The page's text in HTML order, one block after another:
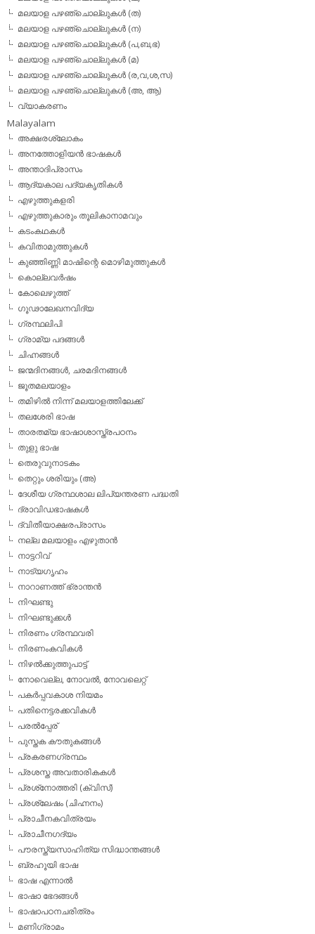
മലയാള പഴഞ്ചൊല്ലുകള്‍ (ത)
മലയാള പഴഞ്ചൊല്ലുകള്‍ (ന)
മലയാള പഴഞ്ചൊല്ലുകള്‍ (പ,ബ,ഭ)
മലയാള പഴഞ്ചൊല്ലുകള്‍ (മ)
മലയാള പഴഞ്ചൊല്ലുകള്‍ (ര,വ,ശ,സ)
മലയാള പഴഞ്ചൊല്ലുകൾ (അ, ആ)
വ്യാകരണം
Malayalam
അക്ഷരശ്ലോകം
അനത്തോളിയന്‍ ഭാഷകള്‍
അന്താദിപ്രാസം
ആദ്യകാല പദ്യകൃതികള്‍
എഴുത്തുകളരി
എഴുത്തുകാരും തൂലികാനാമവും
കടംകഥകള്‍
കവിതാമുത്തുകള്‍
കുഞ്ഞിണ്ണി മാഷിന്റെ മൊഴിമുത്തുകള്‍
കൊല്ലവര്‍ഷം
കോലെഴുത്ത്
ഗൂഢാലേഖനവിദ്യ
ഗ്രന്ഥലിപി
ഗ്രാമ്യ പദങ്ങള്‍
ചിഹ്നങ്ങള്‍
ജന്മദിനങ്ങള്‍, ചരമദിനങ്ങള്‍
ജൂതമലയാളം
തമിഴില്‍ നിന്ന് മലയാളത്തിലേക്ക്
തലശേരി ഭാഷ
താരതമ്യ ഭാഷാശാസ്ത്രപഠനം
തുളു ഭാഷ
തെരുവുനാടകം
തെറ്റും ശരിയും (അ)
ദേശീയ ഗ്രന്ഥശാല ലിപ്യന്തരണ പദ്ധതി
ദ്രാവിഡഭാഷകള്‍
ദ്വിതീയാക്ഷരപ്രാസം
നല്ല മലയാളം എഴുതാന്‍
നാട്ടറിവ്
നാട്യഗൃഹം
നാറാണത്ത് ഭ്രാന്തന്‍
നിഘണ്ടു
നിഘണ്ടുക്കള്‍
നിരണം ഗ്രന്ഥവരി
നിരണംകവികള്‍
നിഴല്‍ക്കുത്തുപാട്ട്
നോവെല്ല, നോവല്‍, നോവലെറ്റ്
പകര്‍പ്പവകാശ നിയമം
പതിനെട്ടരക്കവികള്‍
പരല്‍പ്പേര്
പുസ്തക കൗതുകങ്ങള്‍
പ്രകരണഗ്രന്ഥം
പ്രശസ്ത അവതാരികകള്‍
പ്രശ്‌നോത്തരി (ക്വിസ്)
പ്രശ്ലേഷം (ചിഹ്നനം)
പ്രാചീനകവിത്രയം
പ്രാചീനഗദ്യം
പൗരസ്ത്യസാഹിത്യ സിദ്ധാന്തങ്ങള്‍
ബ്രഹൂയി ഭാഷ
ഭാഷ എന്നാല്‍
ഭാഷാ ഭേദങ്ങള്‍
ഭാഷാപഠനചരിത്രം
മണിഗ്രാമം